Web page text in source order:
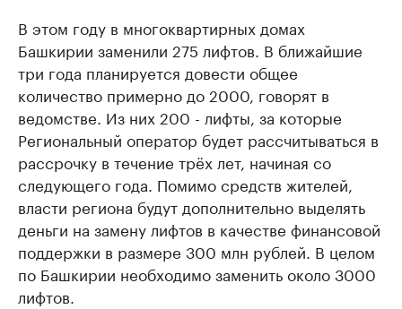
В этом году в многоквартирных домах
Башкирии заменили 275 лифтов. В ближайшие
три года планируется довести общее
количество примерно до 2000, говорят в
ведомстве. Из них 200 - лифты, за которые
Региональный оператор будет рассчитываться в
рассрочку в течение трёх лет, начиная со
следующего года. Помимо средств жителей,
власти региона будут дополнительно выделять
деньги на замену лифтов в качестве финансовой
поддержки в размере 300 млн рублей. В целом
по Башкирии необходимо заменить около 3000
лифтов.